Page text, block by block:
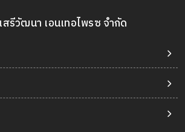
สรีวัฒนา เอนเทอไพรซ จำกัด